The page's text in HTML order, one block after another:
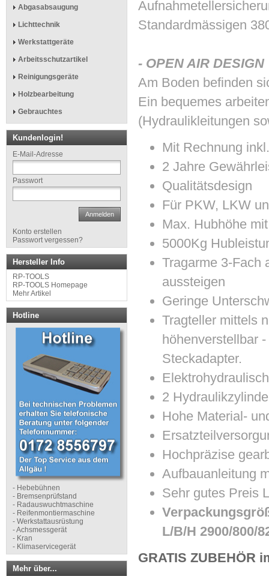
Standardmässigen
- OPEN AIR DESIGN
Am Boden befinden
Ein bequemes
(Hydraulikleitungen
Mit Rechnung
2 Jahre
Qualitätsdesign
Für PKW, LKW
Max. Hubhöhe
5000Kg
Tragarme 3-Fach
aussteigen
Geringe
Tragteller mittels
höhenverstellbar
Steckadapter.
2
Hohe Material-
Hochpräzise
Aufbauanleitung
Sehr gutes Preis
L/B/H 2900/800/
GRATIS ZUBEHÖR
Abgasabsaugung
Lichttechnik
Werkstattgeräte
Arbeitsschutzartikel
Reinigungsgeräte
Holzbearbeitung
Gebrauchtes
Kundenlogin!
E-Mail-Adresse
Passwort
Anmelden
Konto erstellen
Passwort vergessen?
Hersteller Info
RP-TOOLS
RP-TOOLS Homepage
Mehr Artikel
Hotline
- Hebebühnen
- Bremsenprüfstand
- Radauswuchtmaschine
- Reifenmontiermaschine
- Werkstattausrüstung
- Achsmessgerät
- Kran
- Klimaservicegerät
Mehr über...